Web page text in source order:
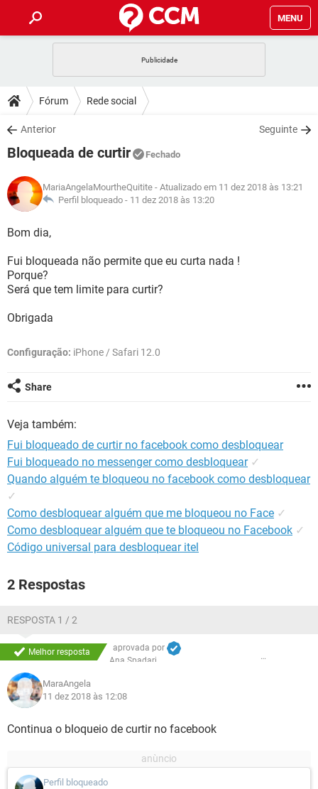
MENU
CELULAR
OUTLOOK
INSTAGRAM GMAIL
GUIA DE COMPRAS
DICAS
JOGOS
INSTAGRAM GMAIL
GUIA DE COMPRAS
DOWNLOADS
JOGOS WHATSAPP
CELULAR
OUTLOOK EXCEL
INSTAGRAM
FÓRUM
JOGOS WHATSAPP
CELULAR
OUTLOOK
INSTAGRAM GMAIL
GUIA DE COMPRAS
GLOSSÁRIO
JOGOS
OUTLOOK
INSTAGRAM
GUIA DE COMPRAS
Fórum Rede social
Anterior Seguinte
Bloqueada de curtir Fechado
MariaAngelaMourtheQuitite - Atualizado em 11 dez 2018 às 13:21
Perfil bloqueado - 11 dez 2018 às 13:20
Bom dia,
Fui bloqueada não permite que eu curta nada !
Porque?
Será que tem limite para curtir?
Obrigada
Configuração: iPhone / Safari 12.0
Share
Veja também:
Fui bloqueado de curtir no facebook como desbloquear
Fui bloqueado no messenger como desbloquear ✓
Quando alguém te bloqueou no facebook como desbloquear
✓
Como desbloquear alguém que me bloqueou no Face ✓
Como desbloquear alguém que te bloqueou no Facebook ✓
Código universal para desbloquear itel
2 Respostas
RESPOSTA 1 / 2
Melhor resposta
aprovada por
Ana Spadari
MaraAngela
11 dez 2018 às 12:08
Continua o bloqueio de curtir no facebook
Perfil bloqueado